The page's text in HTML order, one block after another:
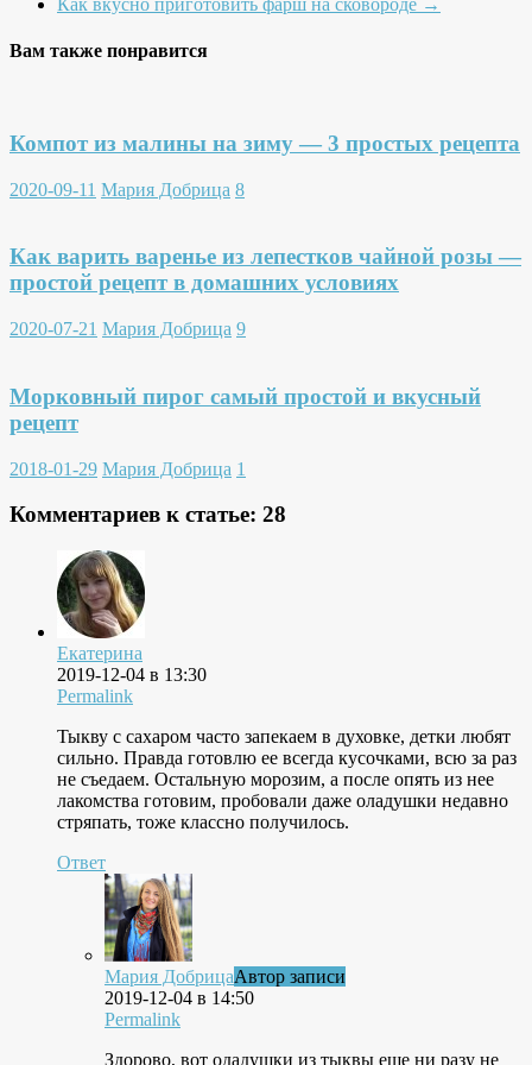
Вам также понравится
Компот из малины на зиму — 3 простых рецепта
2020-09-11 Мария Добрица 8
Как варить варенье из лепестков чайной розы —
простой рецепт в домашних условиях
2020-07-21 Мария Добрица 9
Морковный пирог самый простой и вкусный
рецепт
2018-01-29 Мария Добрица 1
Комментариев к статье: 28
Екатерина
2019-12-04 в 13:30
Permalink
Тыкву с сахаром часто запекаем в духовке, детки любят
сильно. Правда готовлю ее всегда кусочками, всю за раз
не съедаем. Остальную морозим, а после опять из нее
лакомства готовим, пробовали даже оладушки недавно
стряпать, тоже классно получилось.
Ответ
Мария ДобрицаАвтор записи
2019-12-04 в 14:50
Permalink
Здорово, вот одадушки из тыквы еще ни разу не